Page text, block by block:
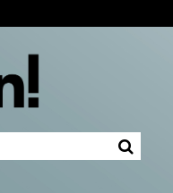
Ingelogd blijven